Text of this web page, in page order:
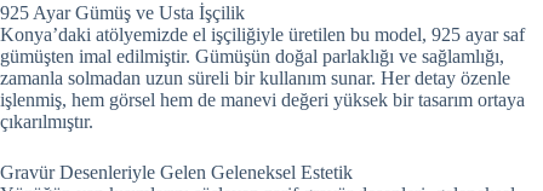
925 Ayar Gümüş ve Usta İşçilik
Konya’daki atölyemizde el işçiliğiyle üretilen bu model, 925 ayar saf
gümüşten imal edilmiştir. Gümüşün doğal parlaklığı ve sağlamlığı,
zamanla solmadan uzun süreli bir kullanım sunar. Her detay özenle
işlenmiş, hem görsel hem de manevi değeri yüksek bir tasarım ortaya
çıkarılmıştır.
Gravür Desenleriyle Gelen Geleneksel Estetik